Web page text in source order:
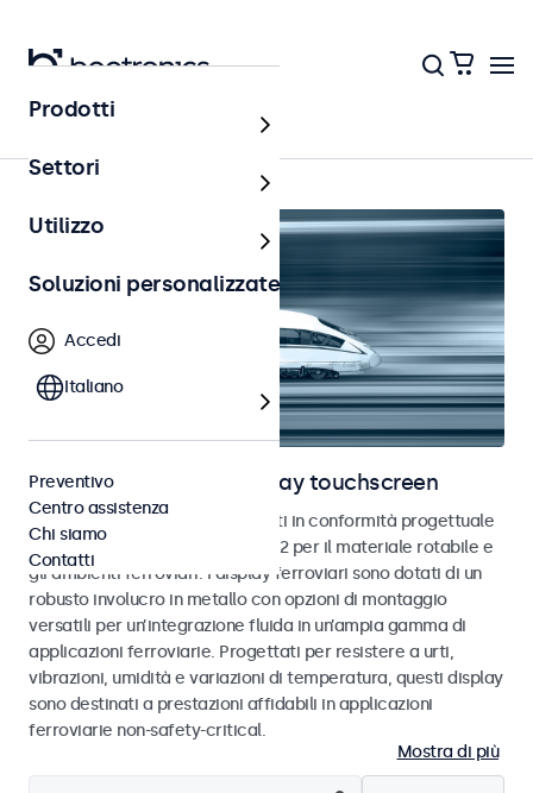
Home
Monitor ferroviari e display touchscreen
Monitor e touchscreen sviluppati in conformità progettuale
alle norme EN 50155 e EN 45545-2 per il materiale rotabile e
gli ambienti ferroviari. I display ferroviari sono dotati di un
robusto involucro in metallo con opzioni di montaggio
versatili per un’integrazione fluida in un’ampia gamma di
applicazioni ferroviarie. Progettati per resistere a urti,
vibrazioni, umidità e variazioni di temperatura, questi display
sono destinati a prestazioni affidabili in applicazioni
ferroviarie non-safety-critical.
Mostra di più
Prodotti
Settori
Utilizzo
Soluzioni personalizzate
Accedi
Italiano
Preventivo
Centro assistenza
Chi siamo
Contatti